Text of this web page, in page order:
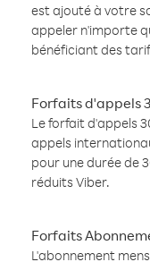
est ajouté à votre
appeler n'importe
bénéficiant des
Forfaits d'appels
Le forfait d'appels
appels
pour une durée de
réduits Viber.
Forfaits
L'abonnement